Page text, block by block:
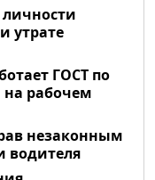
утрате
ГОСТ по
рабочем
незаконным
водителя